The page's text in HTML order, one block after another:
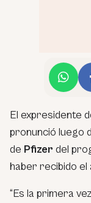
El expresidente
pronunció luego
de Pfizer del
haber recibido el
“Es la primera